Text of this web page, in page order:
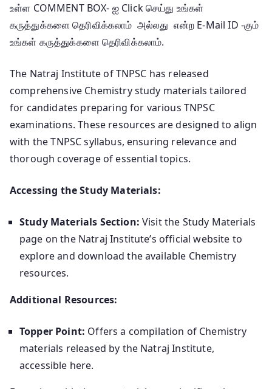
உள்ள COMMENT BOX- ஐ Click செய்து உங்கள்
கருத்துக்களை தெரிவிக்கலாம் அல்லது என்ற E-Mail ID -கும்
உங்கள் கருத்துக்களை தெரிவிக்கலாம்.
The Natraj Institute of TNPSC has released
comprehensive Chemistry study materials tailored
for candidates preparing for various TNPSC
examinations. These resources are designed to align
with the TNPSC syllabus, ensuring relevance and
thorough coverage of essential topics.
Accessing the Study Materials:
Study Materials Section: Visit the Study Materials
page on the Natraj Institute’s official website to
explore and download the available Chemistry
resources.
Additional Resources:
Topper Point: Offers a compilation of Chemistry
materials released by the Natraj Institute,
accessible here.